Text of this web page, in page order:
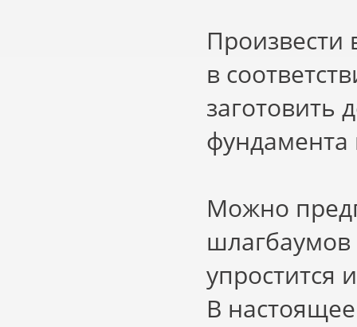
Произвести
в
заготовить
фундамента
Можно
упростится
В